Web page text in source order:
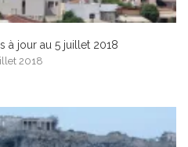
à jour au 5 juillet 2018
2018